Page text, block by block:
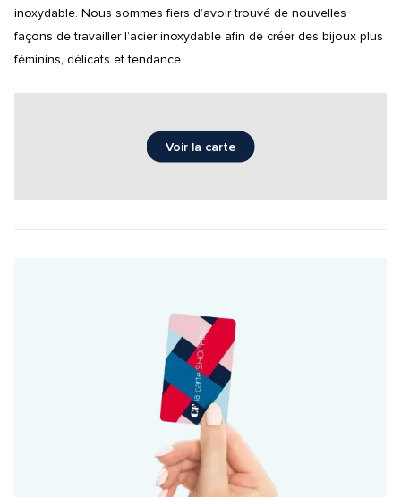
inoxydable. Nous sommes fiers d’avoir trouvé de nouvelles
façons de travailler l’acier inoxydable afin de créer des bijoux plus
féminins, délicats et tendance.
Voir la carte